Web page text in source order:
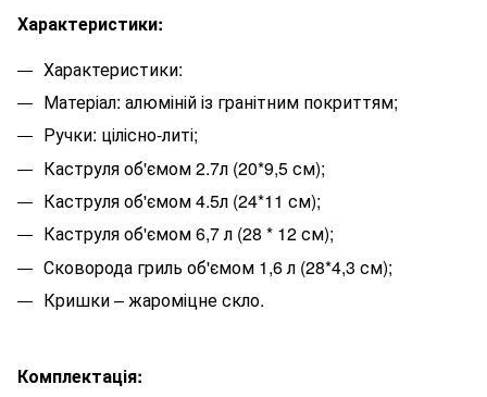
Характеристики:
Характеристики:
Матеріал: алюміній із гранітним покриттям;
Ручки: цілісно-литі;
Каструля об'ємом 2.7л (20*9,5 см);
Каструля об'ємом 4.5л (24*11 см);
Каструля об'ємом 6,7 л (28 * 12 см);
Сковорода гриль об'ємом 1,6 л (28*4,3 см);
Кришки – жароміцне скло.
Комплектація: